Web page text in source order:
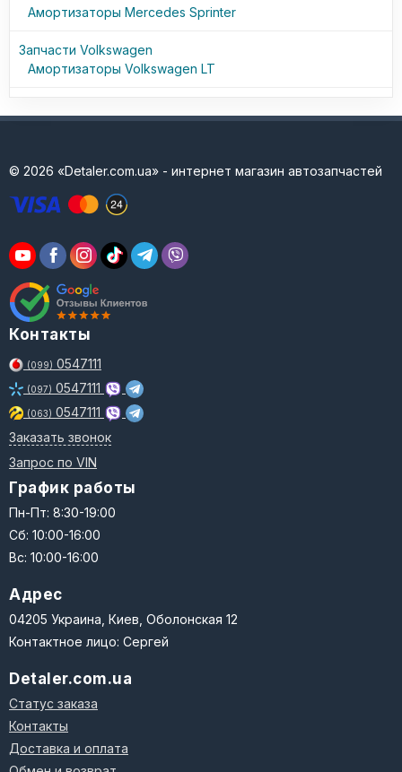
Амортизаторы Mercedes Sprinter
Запчасти Volkswagen
Амортизаторы Volkswagen LT
© 2026 «Detaler.com.ua» - интернет магазин автозапчастей
Контакты
(099) 0547111
(097) 0547111
(063) 0547111
Заказать звонок
Запрос по VIN
График работы
Пн-Пт: 8:30-19:00
Сб: 10:00-16:00
Вс: 10:00-16:00
Адрес
04205 Украина, Киев, Оболонская 12
Контактное лицо: Сергей
Detaler.com.ua
Статус заказа
Контакты
Доставка и оплата